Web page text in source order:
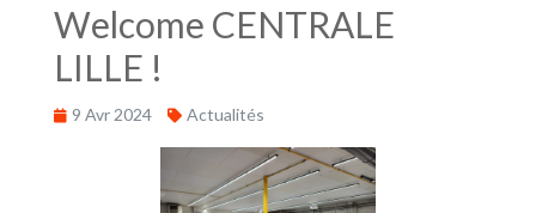
Welcome CENTRALE
LILLE !
9 Avr 2024 Actualités